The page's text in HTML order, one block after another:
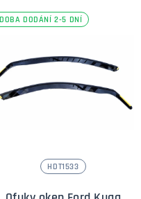
DOBA DODÁNÍ 2-5 DNÍ
HDT1533